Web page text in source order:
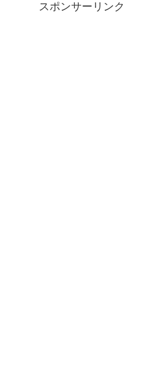
スポンサーリンク